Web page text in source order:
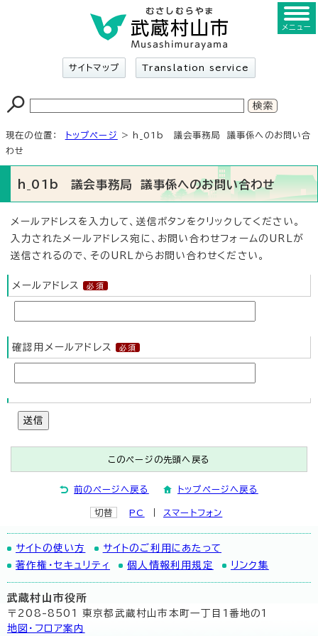
サイトマップ Translation service
メニュー
現在の位置： トップページ
> h_01b 議会事務局 議事係へのお問い合
わせ
h_01b 議会事務局 議事係へのお問い合わせ
メールアドレスを入力して、送信ボタンをクリックしてください。
入力されたメールアドレス宛に、お問い合わせフォームのURLが
送信されるので、そのURLからお問い合わせください。
メールアドレス
確認用メールアドレス
送信
このページの先頭へ戻る
前のページへ戻る トップページへ戻る
切替 PC スマートフォン
サイトの使い方
サイトのご利用にあたって
著作権・セキュリティ
個人情報利用規定 リンク集
武蔵村山市役所
〒208-8501 東京都武蔵村山市本町一丁目1番地の1
地図･フロア案内